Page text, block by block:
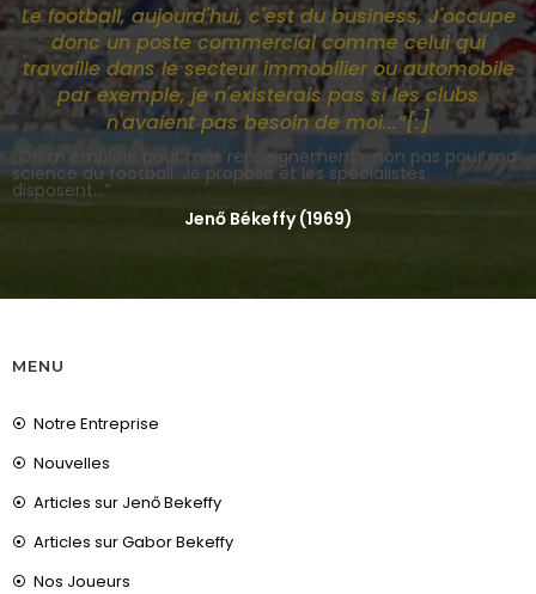
Le football, aujourd'hui, c'est du business, J'occupe
donc un poste commercial comme celui qui
travaille dans le secteur immobilier ou automobile
par exemple, je n'existerais pas si les clubs
n'avaient pas besoin de moi...”[:]
„On m'emploie pour mes renseignements, non pas pour ma
science du football. Je propose et les spécialistes
disposent...”
Jenő Békeffy (1969)
MENU
Notre Entreprise
Nouvelles
Articles sur Jenő Bekeffy
Articles sur Gabor Bekeffy
Nos Joueurs